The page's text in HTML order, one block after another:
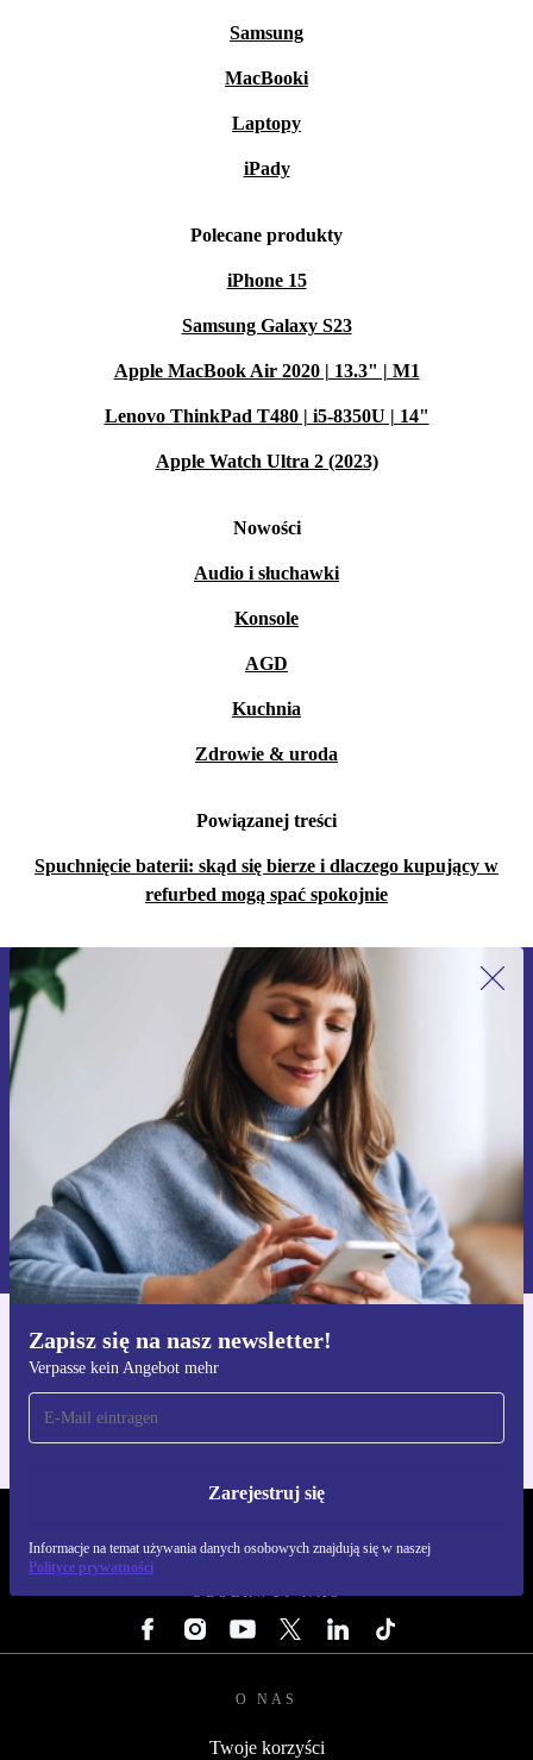
Samsung
MacBooki
Laptopy
iPady
Polecane produkty
iPhone 15
Samsung Galaxy S23
Apple MacBook Air 2020 | 13.3" | M1
Lenovo ThinkPad T480 | i5-8350U | 14"
Apple Watch Ultra 2 (2023)
Nowości
Audio i słuchawki
Konsole
AGD
Kuchnia
Zdrowie & uroda
Powiązanej treści
Spuchnięcie baterii: skąd się bierze i dlaczego kupujący w
refurbed mogą spać spokojnie
Zapisz się na nasz newsletter!
Verpasse kein Angebot mehr
Zarejestruj się
Informacje na temat używania danych osobowych znajdują się w naszej
Polityce prywatności
Zapisz się na nasz newsletter!
Nie przegap żadnej oferty.
Zarejestruj się
Informacje na temat używania danych osobowych znajdują się w
naszej
Polityce prywatności
Pobierz aplikację refurbed
Dla iOS i Android
OBSERWUJ NAS
O NAS
Twoje korzyści